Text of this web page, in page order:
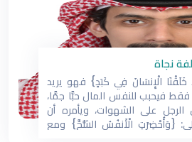
نجاة
الْإِنسَانَ فِي كَبَدٍ} فهو يريد
فقط فيحبب للنفس المال حبًّا جمًّا،
الرجل على الشهوات، ويأمره أن
{وَأُحْضِرَتِ الْأَنفُسُ الشُّحَّ} ومع